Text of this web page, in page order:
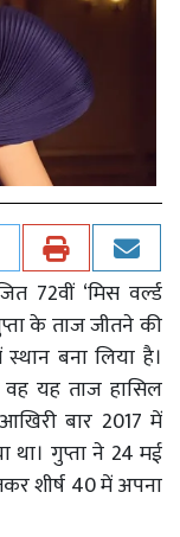
72वीं ‘मिस वर्ल्ड
के ताज जीतने की
बना लिया है।
वह यह ताज हासिल
बार 2017 में
था। गुप्ता ने 24 मई
शीर्ष 40 में अपना